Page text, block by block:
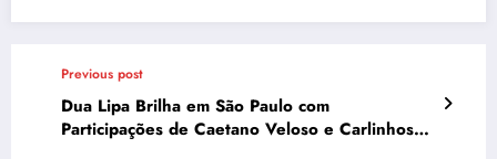
Previous post
Dua Lipa Brilha em São Paulo com
Participações de Caetano Veloso e Carlinhos